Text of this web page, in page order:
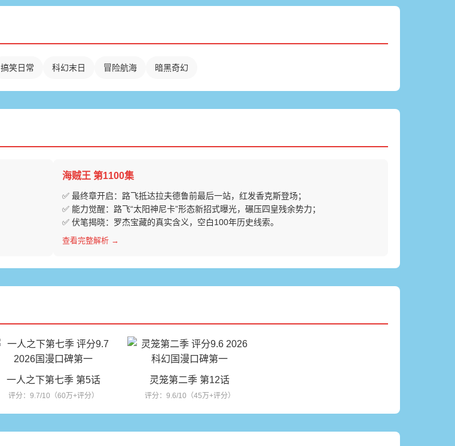
搞笑日常 科幻末日 冒险航海 暗黑奇幻
海贼王 第1100集
✅ 最终章开启：路飞抵达拉夫德鲁前最后一站，红发香克斯登场；
✅ 能力觉醒：路飞“太阳神尼卡”形态新招式曝光，碾压四皇残余势力；
✅ 伏笔揭晓：罗杰宝藏的真实含义，空白100年历史线索。
查看完整解析 →
一人之下第七季 第5话
评分：9.7/10（60万+评分）
灵笼第二季 第12话
评分：9.6/10（45万+评分）